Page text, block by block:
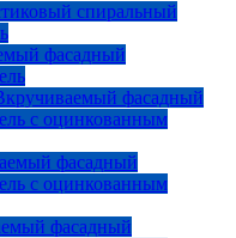
спиральный
фасадный
фасадный
с оцинкованным
фасадный
с оцинкованным
фасадный